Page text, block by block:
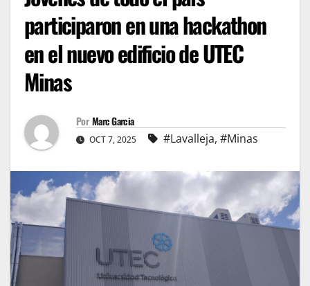
participaron en una hackathon
en el nuevo edificio de UTEC
Minas
Por Marc Garcia
OCT 7, 2025 #Lavalleja, #Minas